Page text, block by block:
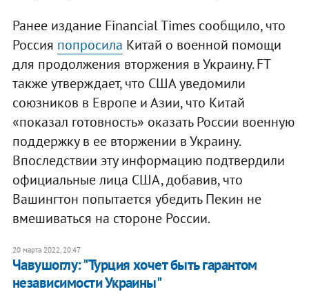
Ранее издание Financial Times сообщило, что
Россия попросила Китай о военной помощи
для продолжения вторжения в Украину. FT
также утверждает, что США уведомили
союзников в Европе и Азии, что Китай
«показал готовность» оказать России военную
поддержку в ее вторжении в Украину.
Впоследствии эту информацию подтвердили
официальные лица США, добавив, что
Вашингтон попытается убедить Пекин не
вмешиваться на стороне России.
20 марта 2022, 20:47
Чавушоглу: "Турция хочет быть гарантом
независимости Украины"